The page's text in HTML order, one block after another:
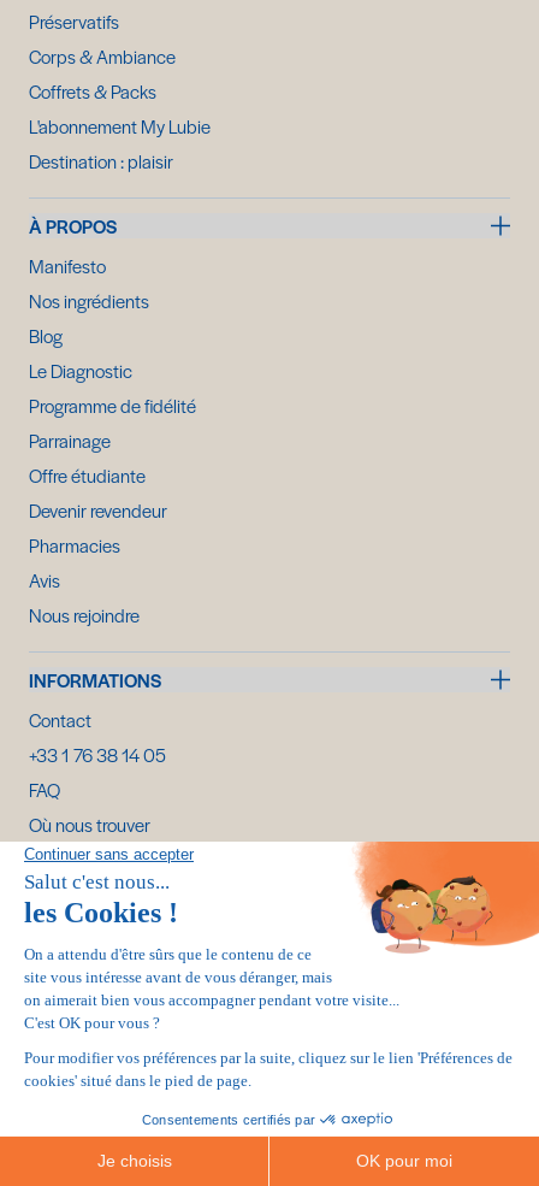
Préservatifs
Corps & Ambiance
Coffrets & Packs
L'abonnement My Lubie
Destination : plaisir
À PROPOS
Manifesto
Nos ingrédients
Blog
Le Diagnostic
Programme de fidélité
Parrainage
Offre étudiante
Devenir revendeur
Pharmacies
Avis
Nous rejoindre
INFORMATIONS
Contact
+33 1 76 38 14 05
FAQ
Où nous trouver
Mon compte
Livraisons, retours et remboursements
Annuler ma commande
Paiement 100% sécurisé :
CGV
MENTIONS LÉGALES